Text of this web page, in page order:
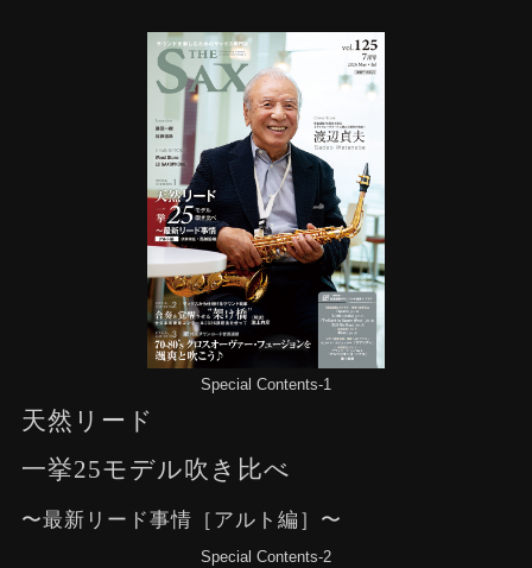
Special Contents-1
天然リード
一挙25モデル吹き比べ
〜最新リード事情［アルト編］〜
Special Contents-2